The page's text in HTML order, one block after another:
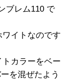
ブレム110 で
イトなのです
カラーをベー
を混ぜたよう